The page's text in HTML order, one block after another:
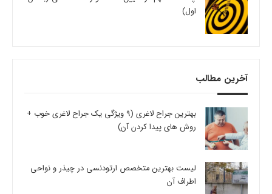
اول)
آخرین مطالب
بهترین جراح لاغری (9 ویژگی یک جراح لاغری خوب +
روش های پیدا کردن آن)
لیست بهترین متخصص ارتودنسی در چیذر و نواحی
اطراف آن